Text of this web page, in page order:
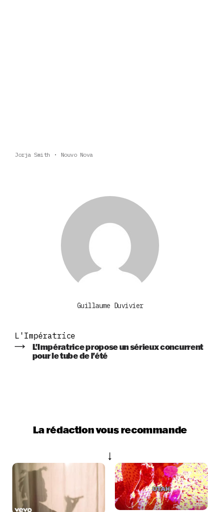
Jorja Smith Nouvo Nova
Guillaume Duvivier
L'Impératrice
L'Impératrice propose un sérieux concurrent
pour le tube de l'été
La rédaction vous recommande